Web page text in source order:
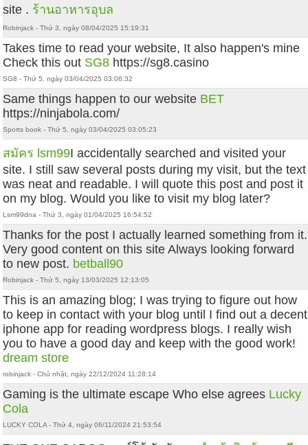
site . ร้านอาหารอุบล
Robinjack - Thứ 3, ngày 08/04/2025 15:19:31
Takes time to read your website, It also happen's mine
Check this out SG8 https://sg8.casino
SG8 - Thứ 5, ngày 03/04/2025 03:06:32
Same things happen to our website BET
https://ninjabola.com/
Sports book - Thứ 5, ngày 03/04/2025 03:05:23
สมัคร lsm99I accidentally searched and visited your
site. I still saw several posts during my visit, but the text
was neat and readable. I will quote this post and post it
on my blog. Would you like to visit my blog later?
Lsm99dna - Thứ 3, ngày 01/04/2025 16:54:52
Thanks for the post I actually learned something from it.
Very good content on this site Always looking forward
to new post. betball90
Robinjack - Thứ 5, ngày 13/03/2025 12:13:05
This is an amazing blog; I was trying to figure out how
to keep in contact with your blog until I find out a decent
iphone app for reading wordpress blogs. I really wish
you to have a good day and keep with the good work!
dream store
robinjack - Chủ nhật, ngày 22/12/2024 11:28:14
Gaming is the ultimate escape Who else agrees Lucky
Cola
LUCKY COLA - Thứ 4, ngày 06/11/2024 21:53:54